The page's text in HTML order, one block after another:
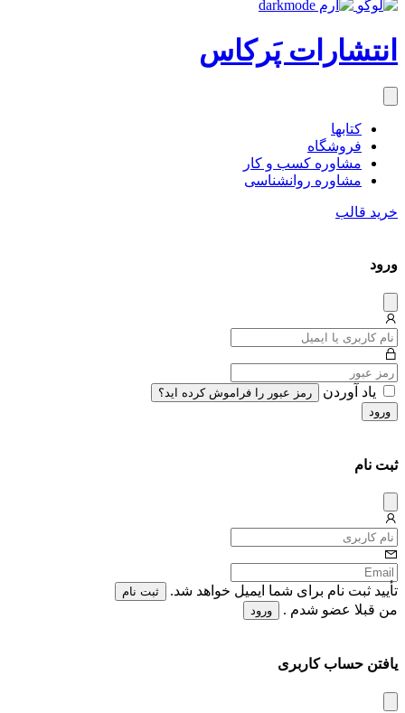
انتشارات پَرکاس
کتاب‎ها
فروشگاه
مشاوره کسب و کار
مشاوره روان‎شناسی
خرید قالب
ورود
میس
یاد آوردن
رمز عبور را فراموش کرده اید؟
ورود
ثبت نام
میس
تأیید ثبت نام برای شما ایمیل خواهد شد. ثبت نام
من قبلا عضو شدم . ورود
یافتن حساب کاربری